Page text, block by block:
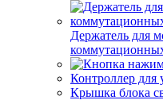
Держатель для
Контроллер для
Крышка блока